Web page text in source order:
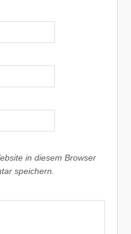
in diesem Browser
speichern.